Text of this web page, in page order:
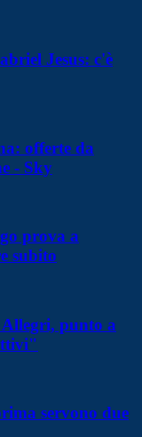
Jesus: c'è
offerte da
- Sky
prova a
subito
punto a
servono due